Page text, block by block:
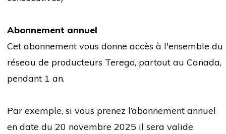
Abonnement annuel
Cet abonnement vous donne accès à l'ensemble du
réseau de producteurs Terego, partout au Canada,
pendant 1 an.
Par exemple, si vous prenez l’abonnement annuel
en date du 20 novembre 2025 il sera valide